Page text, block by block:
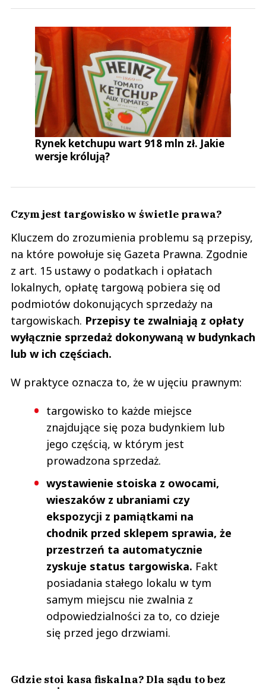
Rynek ketchupu wart 918 mln zł. Jakie
wersje królują?
Czym jest targowisko w świetle prawa?
Kluczem do zrozumienia problemu są przepisy,
na które powołuje się Gazeta Prawna. Zgodnie
z art. 15 ustawy o podatkach i opłatach
lokalnych, opłatę targową pobiera się od
podmiotów dokonujących sprzedaży na
targowiskach. Przepisy te zwalniają z opłaty
wyłącznie sprzedaż dokonywaną w budynkach
lub w ich częściach.
W praktyce oznacza to, że w ujęciu prawnym:
targowisko to każde miejsce
znajdujące się poza budynkiem lub
jego częścią, w którym jest
prowadzona sprzedaż.
wystawienie stoiska z owocami,
wieszaków z ubraniami czy
ekspozycji z pamiątkami na
chodnik przed sklepem sprawia, że
przestrzeń ta automatycznie
zyskuje status targowiska. Fakt
posiadania stałego lokalu w tym
samym miejscu nie zwalnia z
odpowiedzialności za to, co dzieje
się przed jego drzwiami.
Gdzie stoi kasa fiskalna? Dla sądu to bez